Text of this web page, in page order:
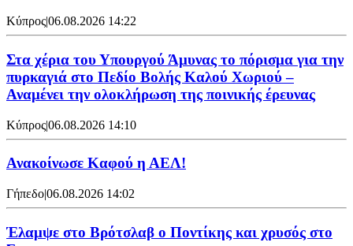
Κύπρος|06.08.2026 14:22
Στα χέρια του Υπουργού Άμυνας το πόρισμα για την
πυρκαγιά στο Πεδίο Βολής Καλού Χωριού –
Αναμένει την ολοκλήρωση της ποινικής έρευνας
Κύπρος|06.08.2026 14:10
Ανακοίνωσε Καφού η ΑΕΛ!
Γήπεδο|06.08.2026 14:02
Έλαμψε στο Βρότσλαβ ο Ποντίκης και χρυσός στο